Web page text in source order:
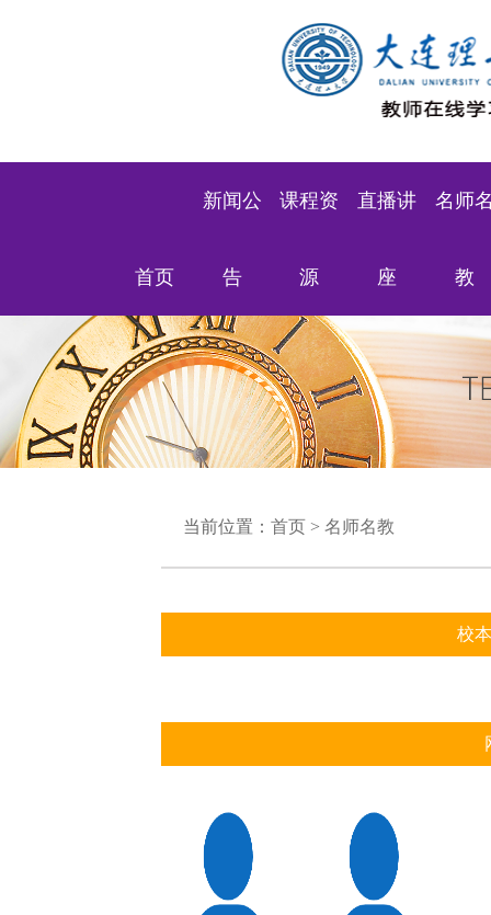
首页
新闻公
告
课程资
源
直播讲
座
名师
教
当前位置： 首页 > 名师名教
校